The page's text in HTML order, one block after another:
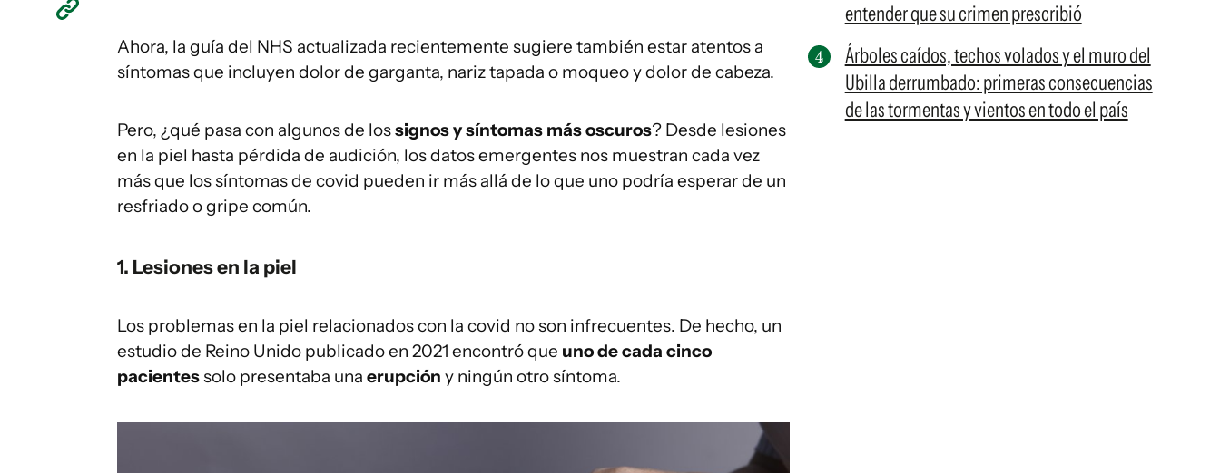
Ahora, la guía del NHS actualizada recientemente sugiere también estar atentos a
síntomas que incluyen dolor de garganta, nariz tapada o moqueo y dolor de cabeza.
Pero, ¿qué pasa con algunos de lossignos y síntomas más oscuros? Desde lesiones
en la piel hasta pérdida de audición, los datos emergentes nos muestran cada vez
más que los síntomas de covid pueden ir más allá de lo que uno podría esperar de un
resfriado o gripe común.
1. Lesiones en la piel
Los problemas en la piel relacionados con la covid no son infrecuentes. De hecho, un
estudio de Reino Unido publicado en 2021 encontró que uno de cada cinco
pacientessolo presentaba una erupción y ningún otro síntoma.
entender que su crimen prescribió
Árboles caídos, techos volados y el muro del
Ubilla derrumbado: primeras consecuencias
de las tormentas y vientos en todo el país